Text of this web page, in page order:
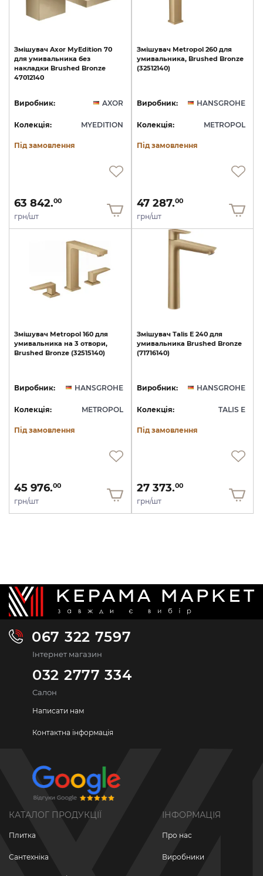
Змішувач Axor MyEdition 70
для умивальника без
накладки Brushed Bronze
47012140
Виробник: AXOR
Колекція: MYEDITION
Під замовлення
63 842.00
грн/шт
Змішувач Metropol 260 для
умивальника, Brushed Bronze
(32512140)
Виробник: HANSGROHE
Колекція: METROPOL
Під замовлення
47 287.00
грн/шт
Змішувач Metropol 160 для
умивальника на 3 отвори,
Brushed Bronze (32515140)
Виробник: HANSGROHE
Колекція: METROPOL
Під замовлення
45 976.00
грн/шт
Змішувач Talis E 240 для
умивальника Brushed Bronze
(71716140)
Виробник: HANSGROHE
Колекція: TALIS E
Під замовлення
27 373.00
грн/шт
067 322 7597
Інтернет магазин
032 2777 334
Салон
Написати нам
Контактна інформація
КАТАЛОГ ПРОДУКЦІЇ
Плитка
Сантехніка
ІНФОРМАЦІЯ
Про нас
Виробники